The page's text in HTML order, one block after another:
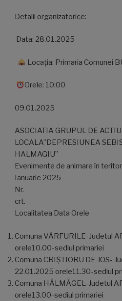
Detalii organizatorice:
Data: 28.01.2025
Locația: Primaria Comunei
Orele: 10:00
09.01.2025
ASOCIATIA GRUPUL DE
LOCALA”DEPRESIUNEA
HALMAGIU”
Evenimente de animare în
Ianuarie 2025
Nr.
crt.
Localitatea Data Orele
Comuna VÂRFURILE-Judetul
orele10.00-sediul primariei
Comuna CRIȘTIORU DE JOS-
22.01.2025 orele11.30-sediul
Comuna HĂLMĂGEL-Judetul
orele13.00-sediul primariei